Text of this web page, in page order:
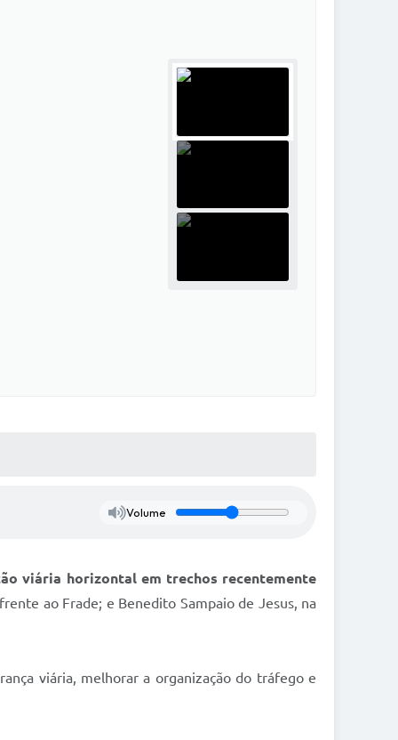
Volume
viária horizontal em trechos recentemente
ao Frade; e Benedito Sampaio de Jesus, na
viária, melhorar a organização do tráfego e